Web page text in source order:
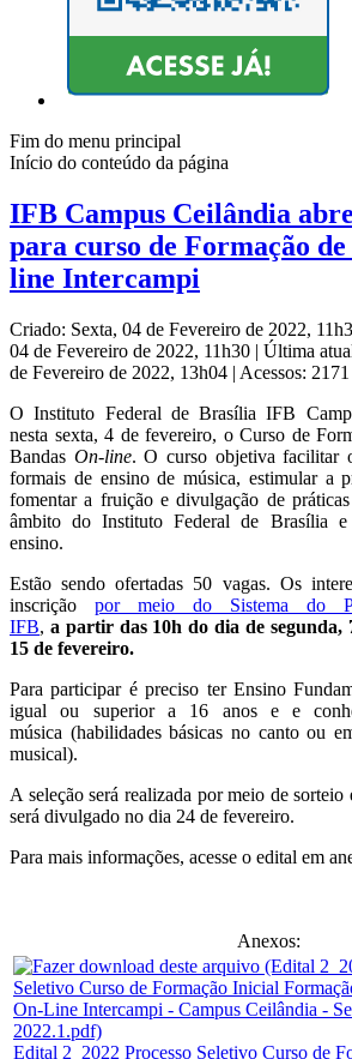
Fim do menu principal
Início do conteúdo da página
IFB Campus Ceilândia
para curso de Formação
line Intercampi
Criado: Sexta, 04 de Fevereiro de 2022,
04 de Fevereiro de 2022, 11h30 | Última
de Fevereiro de 2022, 13h04 | Acessos: 2171
O Instituto Federal de Brasília IFB
nesta sexta, 4 de fevereiro, o Curso de
Bandas On-line. O curso objetiva facilitar
formais de ensino de música, estimular a
fomentar a fruição e divulgação de
âmbito do Instituto Federal de Brasília e
ensino.
Estão sendo ofertadas 50 vagas. Os
inscrição por meio do Sistema do
IFB, a partir das 10h do dia de segunda,
15 de fevereiro.
Para participar é preciso ter Ensino
igual ou superior a 16 anos e e
música (habilidades básicas no canto ou
musical).
A seleção será realizada por meio de
será divulgado no dia 24 de fevereiro.
Para mais informações, acesse o edital em
Anexos:
Edital 2_2022 Processo Seletivo Curso de